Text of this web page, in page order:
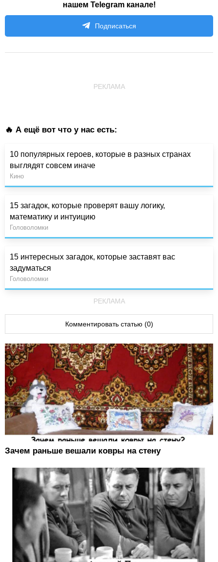
нашем Telegram канале!
Подписаться
РЕКЛАМА
🔥 А ещё вот что у нас есть:
10 популярных героев, которые в разных странах
выглядят совсем иначе
Кино
15 загадок, которые проверят вашу логику,
математику и интуицию
Головоломки
15 интересных загадок, которые заставят вас
задуматься
Головоломки
РЕКЛАМА
Комментировать статью (0)
Зачем раньше вешали ковры на стену